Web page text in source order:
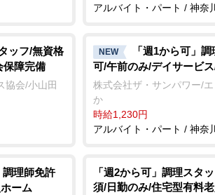
アルバイト・パート / 神奈
ッフ/無資格
保障完備
協会/小山田
NEW
「週1から可」
可/午前のみ/デイサービ
株式会社ザ・サンパワー/
か
時給1,230円
アルバイト・パート / 神奈
調理師免許
ーム
「週2から可」調理スタ
須/日勤のみ/住宅型有料